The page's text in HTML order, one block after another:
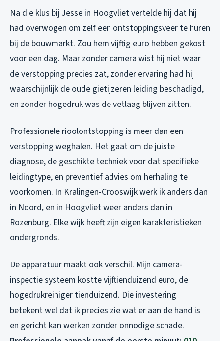
Na die klus bij Jesse in Hoogvliet vertelde hij dat hij
had overwogen om zelf een ontstoppingsveer te huren
bij de bouwmarkt. Zou hem vijftig euro hebben gekost
voor een dag. Maar zonder camera wist hij niet waar
de verstopping precies zat, zonder ervaring had hij
waarschijnlijk de oude gietijzeren leiding beschadigd,
en zonder hogedruk was de vetlaag blijven zitten.
Professionele rioolontstopping is meer dan een
verstopping weghalen. Het gaat om de juiste
diagnose, de geschikte techniek voor dat specifieke
leidingtype, en preventief advies om herhaling te
voorkomen. In Kralingen-Crooswijk werk ik anders dan
in Noord, en in Hoogvliet weer anders dan in
Rozenburg. Elke wijk heeft zijn eigen karakteristieken
ondergronds.
De apparatuur maakt ook verschil. Mijn camera-
inspectie systeem kostte vijftienduizend euro, de
hogedrukreiniger tienduizend. Die investering
betekent wel dat ik precies zie wat er aan de hand is
en gericht kan werken zonder onnodige schade.